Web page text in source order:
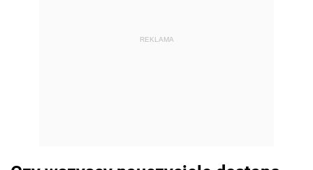
Ustawa przesądza jednocześnie, iż prawo do